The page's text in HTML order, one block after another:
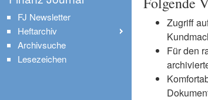
Zugriff
Für den
FJ Newsletter
Heftarchiv
Archivsuche
Lesezeichen